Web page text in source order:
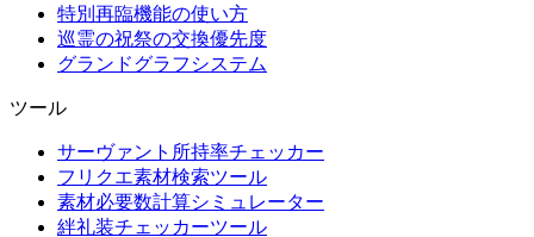
特別再臨機能の使い方
巡霊の祝祭の交換優先度
グランドグラフシステム
ツール
サーヴァント所持率チェッカー
フリクエ素材検索ツール
素材必要数計算シミュレーター
絆礼装チェッカーツール